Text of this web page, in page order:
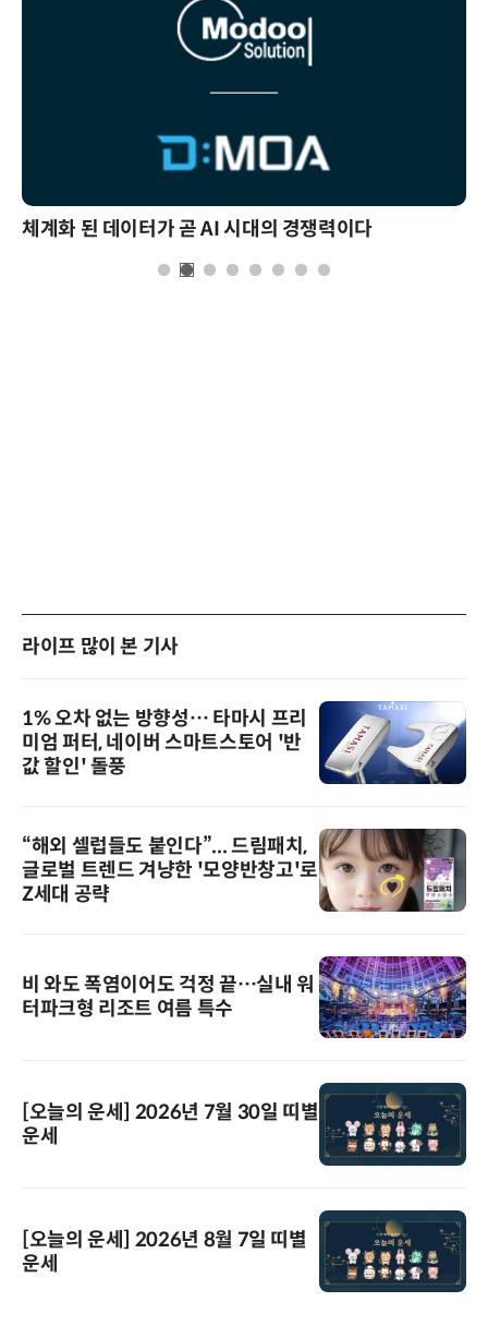
체계화 된 데이터가 곧 AI 시대의 경쟁력이다
라이프 많이 본 기사
1% 오차 없는 방향성… 타마시 프리
미엄 퍼터, 네이버 스마트스토어 '반
값 할인' 돌풍
“해외 셀럽들도 붙인다”... 드림패치,
글로벌 트렌드 겨냥한 '모양반창고'로
Z세대 공략
비 와도 폭염이어도 걱정 끝…실내 워
터파크형 리조트 여름 특수
[오늘의 운세] 2026년 7월 30일 띠별
운세
[오늘의 운세] 2026년 8월 7일 띠별
운세